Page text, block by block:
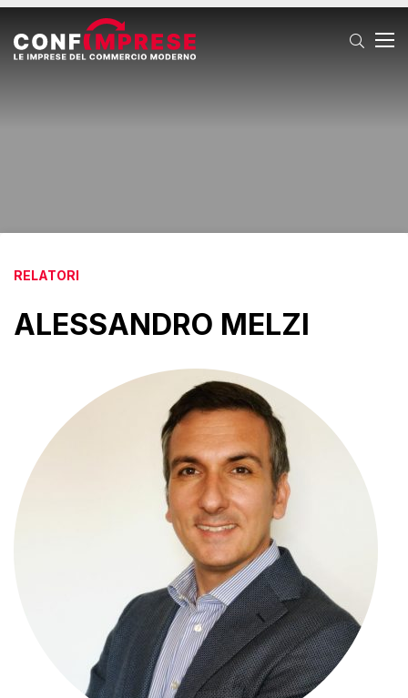
RELATORI
ALESSANDRO MELZI